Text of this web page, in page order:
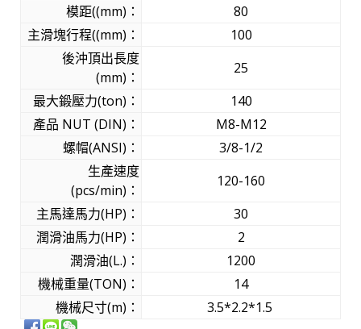
模距((mm)：
80
主滑塊行程((mm)：
100
後沖頂出長度
(mm)：
25
最大鍛壓力(ton)：
140
產品 NUT (DIN)：
M8-M12
螺帽(ANSI)：
3/8-1/2
生產速度
(pcs/min)：
120-160
主馬達馬力(HP)：
30
潤滑油馬力(HP)：
2
潤滑油(L.)：
1200
機械重量(TON)：
14
機械尺寸(m)：
3.5*2.2*1.5